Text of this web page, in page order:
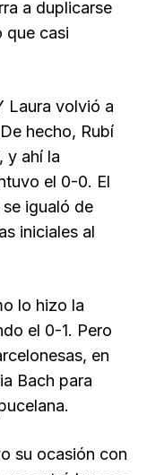
a duplicarse
que casi
Laura volvió a
hecho, Rubí
y ahí la
el 0-0. El
igualó de
iniciales al
lo hizo la
el 0-1. Pero
en
Bach para
su ocasión con